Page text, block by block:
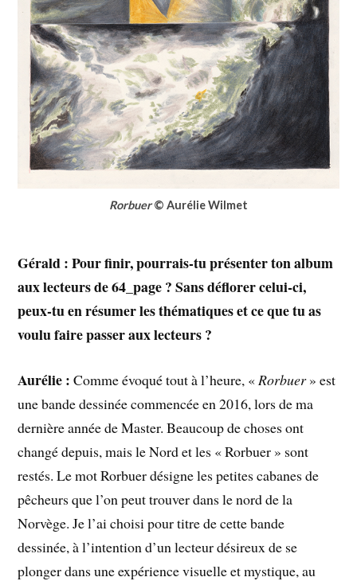
Rorbuer© Aurélie Wilmet
Gérald : Pour finir, pourrais-tu présenter ton album
aux lecteurs de 64_page ? Sans déflorer celui-ci,
peux-tu en résumer les thématiques et ce que tu as
voulu faire passer aux lecteurs ?
Aurélie :Comme évoqué tout à l’heure, « Rorbuer» est
une bande dessinée commencée en 2016, lors de ma
dernière année de Master. Beaucoup de choses ont
changé depuis, mais le Nord et les « Rorbuer » sont
restés. Le mot Rorbuer désigne les petites cabanes de
pêcheurs que l’on peut trouver dans le nord de la
Norvège. Je l’ai choisi pour titre de cette bande
dessinée, à l’intention d’un lecteur désireux de se
plonger dans une expérience visuelle et mystique, au